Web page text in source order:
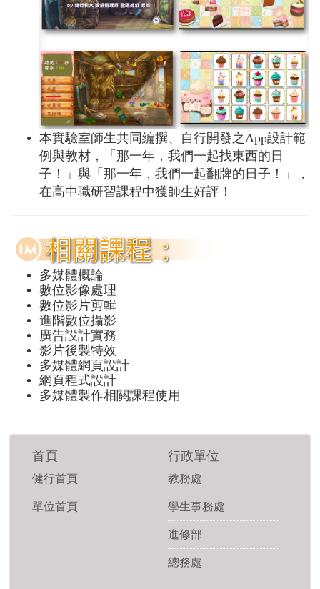
本實驗室師生共同編撰、自行開發之App設計範
例與教材，「那一年，我們一起找東西的日
子！」與「那一年，我們一起翻牌的日子！」，
在高中職研習課程中獲師生好評 ！
多媒體概論
數位影像處理
數位影片剪輯
進階數位攝影
廣告設計實務
影片後製特效
多媒體網頁設計
網頁程式設計
多媒體製作相關課程使用
首頁
健行首頁
單位首頁
行政單位
教務處
學生事務處
進修部
總務處